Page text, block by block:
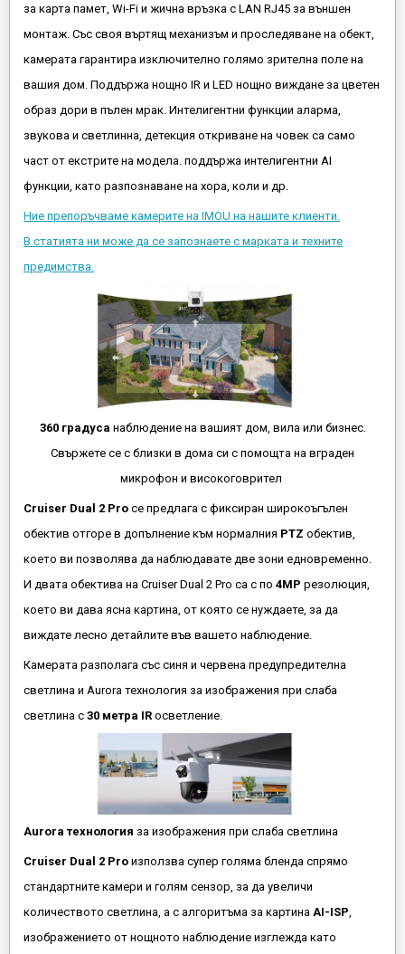
за карта памет, Wi-Fi и жична връзка с LAN RJ45 за външен
монтаж. Със своя въртящ механизъм и проследяване на обект,
камерата гарантира изключително голямо зрителна поле на
вашия дом. Поддържа нощно IR и LED нощно виждане за цветен
образ дори в пълен мрак. Интелигентни функции аларма,
звукова и светлинна, детекция откриване на човек са само
част от екстрите на модела. поддържа интелигентни AI
функции, като разпознаване на хора, коли и др.
Ние препоръчваме камерите на IMOU на нашите клиенти.
В статията ни може да се запознаете с марката и техните
предимства.
360 градуса наблюдение на вашият дом, вила или бизнес.
Свържете се с близки в дома си с помощта на вграден
микрофон и високоговрител
Cruiser Dual 2 Pro се предлага с фиксиран широкоъгълен
обектив отгоре в допълнение към нормалния PTZ обектив,
което ви позволява да наблюдавате две зони едновременно.
И двата обектива на Cruiser Dual 2 Pro са с по 4MP резолюция,
което ви дава ясна картина, от която се нуждаете, за да
виждате лесно детайлите във вашето наблюдение.
Камерата разполага със синя и червена предупредителна
светлина и Aurora технология за изображения при слаба
светлина с 30 метра IR осветление.
Aurora технология за изображения при слаба светлина
Cruiser Dual 2 Pro използва супер голяма бленда спрямо
стандартните камери и голям сензор, за да увеличи
количеството светлина, а с алгоритъма за картина AI-ISP,
изображението от нощното наблюдение изглежда като